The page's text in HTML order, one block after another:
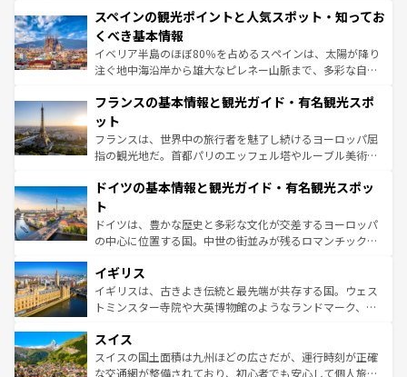
ろん、トスカーナの美しい田園風景やアマルフィ海岸の絶
景など、自然景観も見逃せない。観光の合間には、本場の
ピザやパスタなど、絶品のイタリア料理を堪能することも
できる。朝目覚めてから夜眠るまで、すべての瞬間を楽し
なお、新着のイタリア情報はコンテンツ一覧を参照してほ
しい。
スペインの観光ポイントと人気スポット・知ってお
くべき基本情報
イベリア半島のほぼ80％を占めるスペインは、太陽が降り
注ぐ地中海沿岸から雄大なピレネー山脈まで、多彩な自然
文化が根付くこの国では、情熱的なフラメンコ、熱気あふ
れる闘牛、そして美味しいタパスが生活の一部となってい
る。首都マドリードの洗練された雰囲気や、バルセロナの
アートに溢れた街角から、地方では古代ローマ遺跡や中世
せる。地方によって風土や気候が異なるスペインはその個
ンテンツ一覧 を参照してほしい。
フランスの基本情報と観光ガイド・有名観光スポ
ット
フランスは、世界中の旅行者を魅了し続けるヨーロッパ屈
指の観光地だ。首都パリのエッフェル塔やルーブル美術館
で、幅広い魅力が詰まっている。華麗な宮殿、歴史的な大
聖堂、美しいビーチ、そして豊かな自然が、訪れる者を心
から魅了する。また、フランスは美食の国としても知ら
れ、フランス料理はユネスコ無形文化遺産にも登録されて
香り高いラベンダー畑など、多彩な楽しみ方が可能だ。さ
らに、パリ以外の地域にも魅力が溢れており、どの街角に
も豊かな歴史と文化が息づいている。パリ以外の個性あふ
を参照してほしい。
ドイツの基本情報と観光ガイド・有名観光スポッ
ト
ドイツは、豊かな歴史と多彩な文化が交差するヨーロッパ
の中心に位置する国。中世の街並みが残るロマンチック街
顔を持つこの国は、どこを歩いても飽きることがない。ベ
ルリンの文化的活気、バイエルン州のアルプスの絶景、そ
してライン川沿いのワイン畑といった風景は必見。ビール
は、お酒好きな人にはぜひ体験してほしい。 なお、新着の
ドイツ情報はコンテンツ一覧を参照してほしい。
イギリス
イギリスは、古きよき伝統と最先端が共存する国。ウェス
トミンスター寺院や大英博物館のようなランドマーク、歴
リアごとに異なる魅力がある。また、優雅なアフタヌーン
ティー、ビール好きにはたまらない英国パブ、サッカー観
戦など、本場だからこそできる体験も豊富。イギリスを旅
スイス
スイスの国土面積は九州ほどの広さだが、運行時刻が正確
な交通網が整備されており、初心者でも安心して個人旅行